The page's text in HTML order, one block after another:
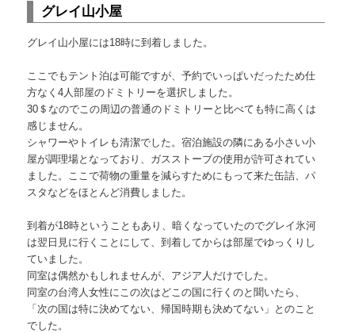
グレイ山小屋
グレイ山小屋には18時に到着しました。
ここでもテント泊は可能ですが、予約でいっぱいだったため仕
方なく4人部屋のドミトリーを選択しました。
30＄なのでこの周辺の普通のドミトリーと比べても特に高くは
感じません。
シャワーやトイレも清潔でした。宿泊施設の隣にある小さい小
屋が調理場となっており、ガスストーブの使用が許可されてい
ました。ここで荷物の重量を減らすためにもって来た缶詰、パ
スタなどをほとんど消費しました。
到着が18時ということもあり、暗くなっていたのでグレイ氷河
は翌日見に行くことにして、到着してからは部屋でゆっくりし
ていました。
同室は偶然かもしれませんが、アジア人だけでした。
同室の台湾人女性にこの次はどこの国に行くのと聞いたら、
「次の国は特に決めてない、帰国時期も決めてない」とのこと
でした。